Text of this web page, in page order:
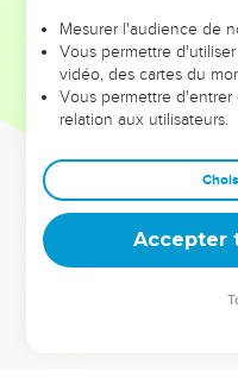
serait jamais effacé,
Partez de Babylone
20
D’une voix triomphante
savoir jusqu'au bout de la
son serviteur Jacob ! »
Ils n'auront pas soif
Mesurer l'audience de
Vous permettre
vidéo, des cartes du
Vous permettre
relation aux utilisateurs.
Accepter